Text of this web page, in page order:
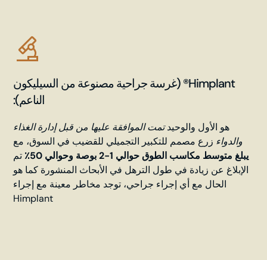
Himplant® (غرسة جراحية مصنوعة من السيليكون
الناعم):
هو الأول والوحيد تمت الموافقة عليها من قبل إدارة الغذاء
والدواء زرع مصمم للتكبير التجميلي للقضيب في السوق، مع
يبلغ متوسط مكاسب الطوق حوالي 1-2 بوصة وحوالي 50٪
تم
الإبلاغ عن زيادة في طول الترهل في الأبحاث المنشورة كما هو
الحال مع أي إجراء جراحي، توجد مخاطر معينة مع إجراء
Himplant